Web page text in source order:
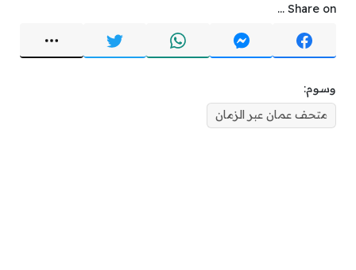
Share on ...
وسوم:
متحف عمان عبر الزمان